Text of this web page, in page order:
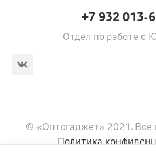
+7 932 013-
Отдел по работе с
© «Оптогаджет» 2021.
Политика